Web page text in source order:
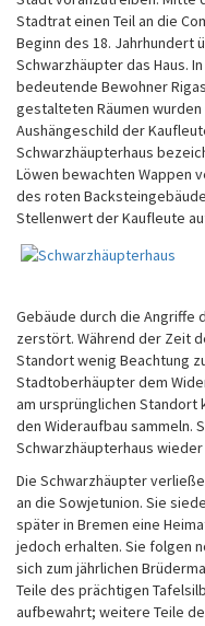
Stadtrat einen Teil an die
Beginn des 18. Jahrhundert
Schwarzhäupter das Haus.
bedeutende Bewohner
gestalteten Räumen
Aushängeschild der
Schwarzhäupterhaus
Löwen bewachten Wappen
des roten
Stellenwert der Kaufleute
Gebäude durch die
zerstört. Während der Zeit
Standort wenig Beachtung
Stadtoberhäupter dem
am ursprünglichen
den Wideraufbau sammeln.
Schwarzhäupterhaus wieder
Die Schwarzhäupter
an die Sowjetunion. Sie
später in Bremen eine
jedoch erhalten. Sie folgen
sich zum jährlichen
Teile des prächtigen
aufbewahrt; weitere Teile